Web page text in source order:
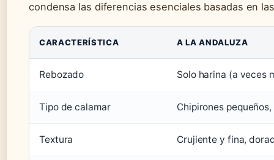
condensa las diferencias esenciales basadas en
CARACTERÍSTICA A LA ANDALUZA
Rebozado Solo harina (a veces
Tipo de calamar Chipirones
Textura Crujiente y fina,